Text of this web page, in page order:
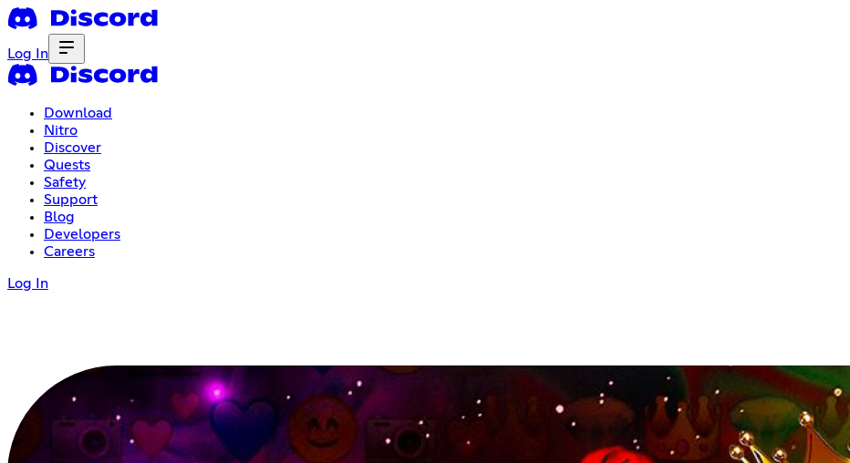
Log In
Download
Nitro
Discover
Quests
Safety
Support
Blog
Developers
Careers
Log In